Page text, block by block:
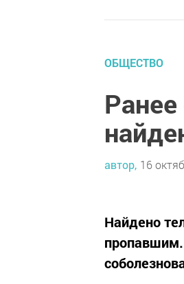
ОБЩЕСТВО
автор, 16
Найдено